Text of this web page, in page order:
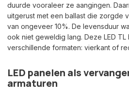
duurde vooraleer ze aangingen.
uitgerust met een ballast die zorgde
van ongeveer 10%. De levensduur
ook niet geweldig lang. Deze LED
verschillende formaten: vierkant of
LED panelen als
armaturen